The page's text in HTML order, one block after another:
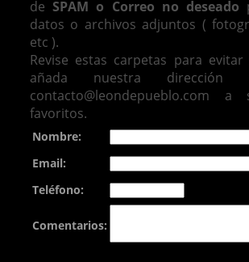
de SPAM o Correo no deseado
datos o archivos adjuntos (
etc ).
Revise estas carpetas para
añada nuestra dirección
contacto@leondepueblo.com
favoritos.
Nombre:
Email:
Teléfono:
Comentarios: